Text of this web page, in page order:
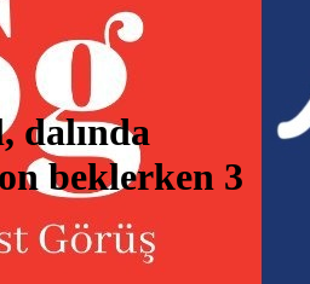
dalında
beklerken 3